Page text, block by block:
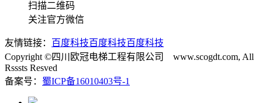
扫描二维码
关注官方微信
友情链接： 百度科技百度科技百度科技
Copyright ©四川欧冠电梯工程有限公司 www.scogdt.com, All
Rsssts Resved
备案号： 蜀ICP备16010403号-1